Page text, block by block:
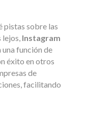
pistas sobre las
lejos, Instagram
una función de
éxito en otros
de
facilitando